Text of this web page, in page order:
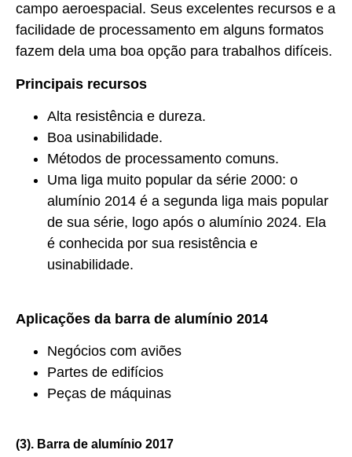
campo aeroespacial. Seus excelentes recursos e a
facilidade de processamento em alguns formatos
fazem dela uma boa opção para trabalhos difíceis.
Principais recursos
Alta resistência e dureza.
Boa usinabilidade.
Métodos de processamento comuns.
Uma liga muito popular da série 2000: o
alumínio 2014 é a segunda liga mais popular
de sua série, logo após o alumínio 2024. Ela
é conhecida por sua resistência e
usinabilidade.
Aplicações da barra de alumínio 2014
Negócios com aviões
Partes de edifícios
Peças de máquinas
(3). Barra de alumínio 2017